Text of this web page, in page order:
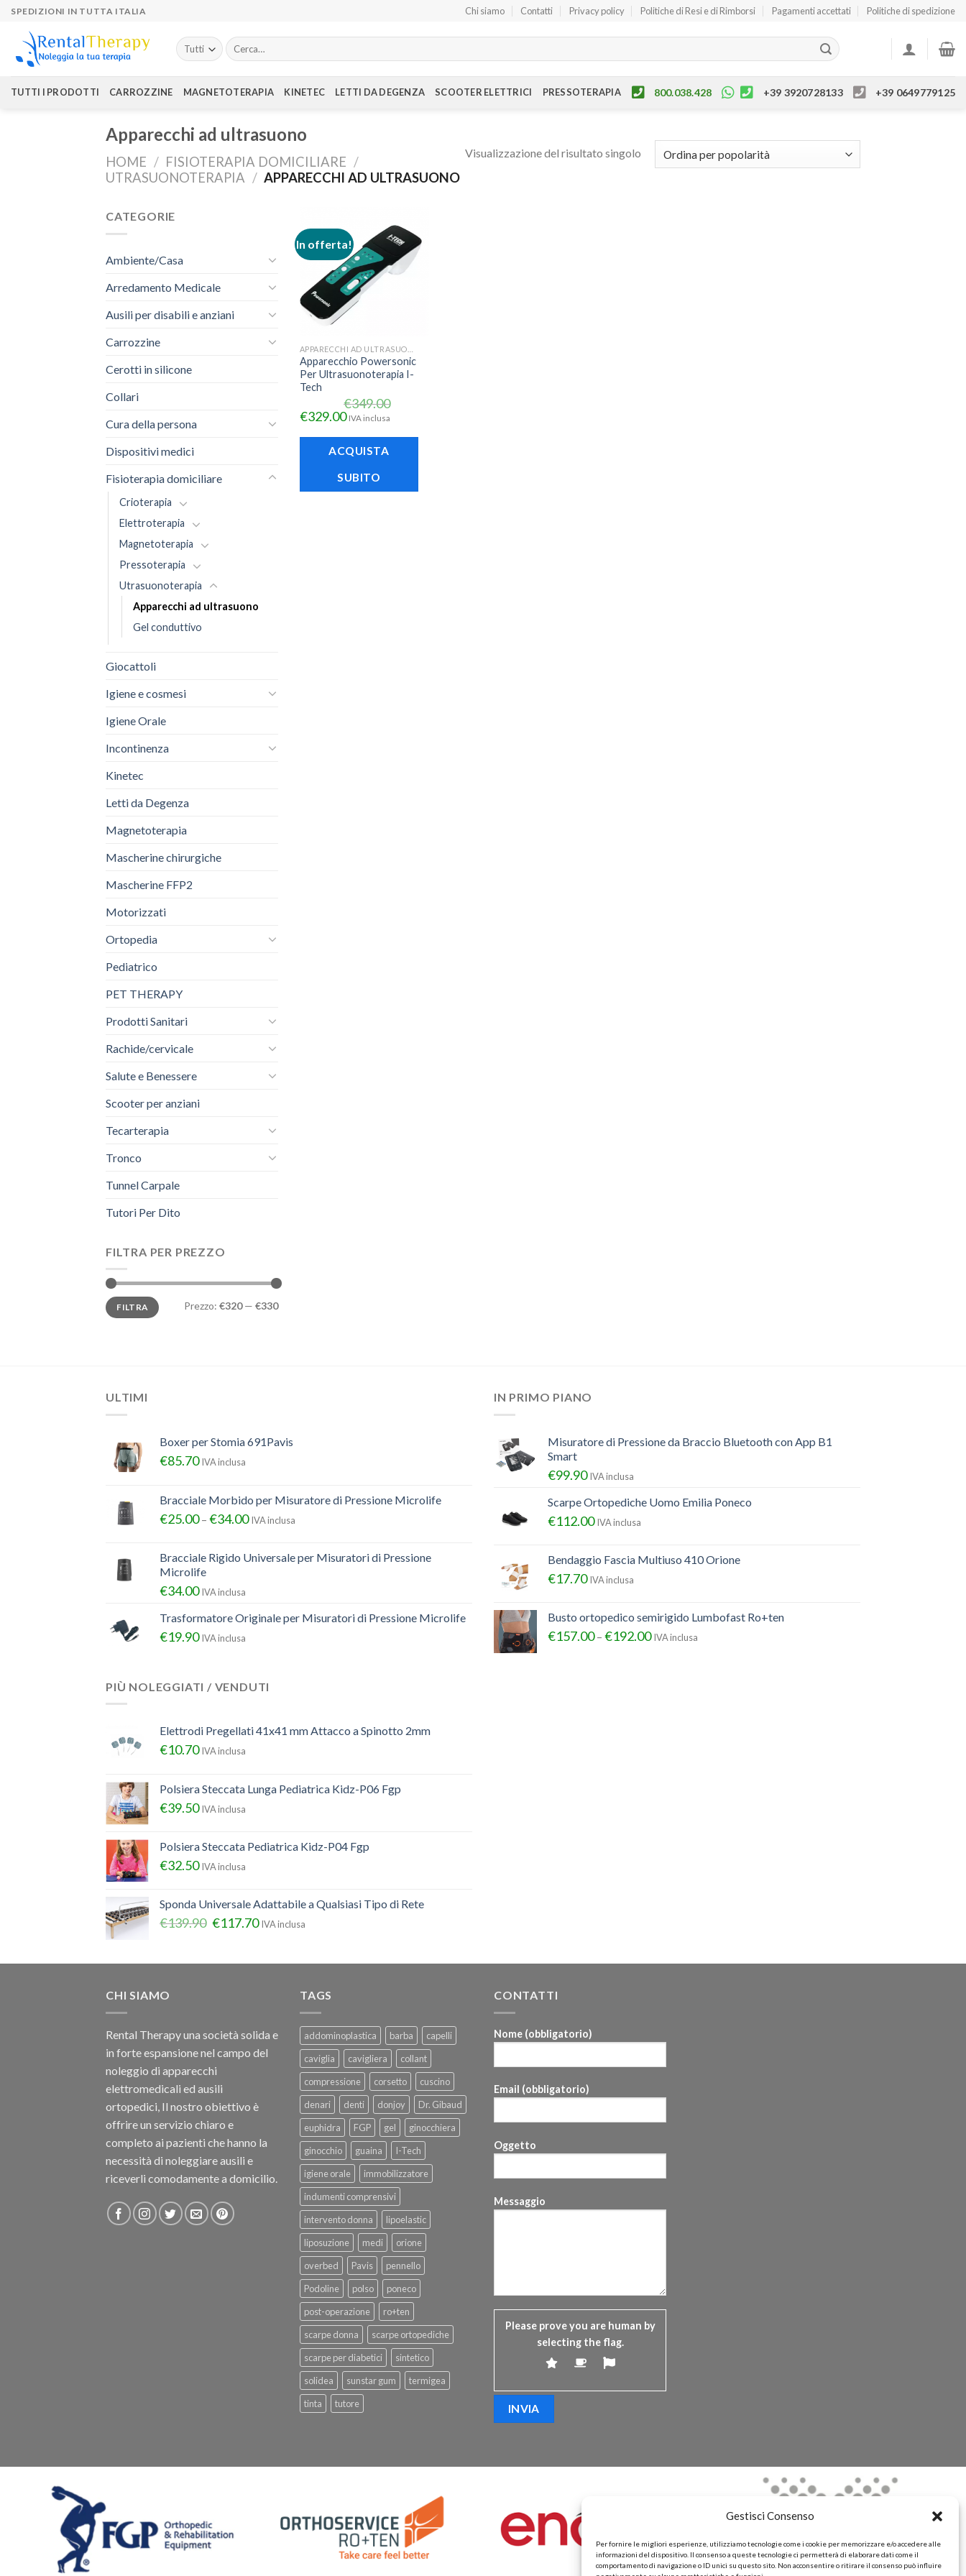
Gestisci Consenso
Per fornire le migliori esperienze, utilizziamo tecnologie come i cookie per memorizzare e/o accedere alle
informazioni del dispositivo. Il consenso a queste tecnologie ci permetterà di elaborare dati come il
comportamento di navigazione o ID unici su questo sito. Non acconsentire o ritirare il consenso può influire
Skip
content
SPEDIZIONI IN TUTTA ITALIA Chi siamo Contatti Privacy policy Politiche di Resi e di Rimborsi Pagamenti accettati Politiche di spedizione
Cerca:
TUTTI I PRODOTTI CARROZZINE MAGNETOTERAPIA KINETEC LETTI DA DEGENZA SCOOTER ELETTRICI PRESSOTERAPIA 800.038.428 +39 3920728133 +39 0649779125
Apparecchi ad ultrasuono
HOME / FISIOTERAPIA DOMICILIARE /
UTRASUONOTERAPIA / APPARECCHI AD ULTRASUONO
Visualizzazione del risultato singolo
CATEGORIE
Ambiente/Casa
Arredamento Medicale
Ausili per disabili e anziani
Carrozzine
Cerotti in silicone
Collari
Cura della persona
Dispositivi medici
Fisioterapia domiciliare
Crioterapia
Elettroterapia
Magnetoterapia
Pressoterapia
Utrasuonoterapia
Apparecchi ad ultrasuono
Gel conduttivo
Giocattoli
Igiene e cosmesi
Igiene Orale
Incontinenza
Kinetec
Letti da Degenza
Magnetoterapia
Mascherine chirurgiche
Mascherine FFP2
Motorizzati
Ortopedia
Pediatrico
PET THERAPY
Prodotti Sanitari
Rachide/cervicale
Salute e Benessere
Scooter per anziani
Tecarterapia
Tronco
Tunnel Carpale
Tutori Per Dito
FILTRA PER PREZZO
Prezzo
Min
Prezzo
MaxFILTRA Prezzo: €320— €330
In offerta!
Apparecchio Powersonic
Per Ultrasuonoterapia I-
Tech
€349.00
€329.00 IVA inclusa
ACQUISTA
SUBITO
ULTIMI
Boxer per Stomia 691Pavis
€85.70 IVA inclusa
Bracciale Morbido per Misuratore di Pressione Microlife
€25.00– €34.00 IVA inclusa
Bracciale Rigido Universale per Misuratori di Pressione
Microlife
€34.00 IVA inclusa
Trasformatore Originale per Misuratori di Pressione Microlife
€19.90 IVA inclusa
IN PRIMO PIANO
Misuratore di Pressione da Braccio Bluetooth con App B1
Smart
€99.90 IVA inclusa
Scarpe Ortopediche Uomo Emilia Poneco
€112.00 IVA inclusa
Bendaggio Fascia Multiuso 410 Orione
€17.70 IVA inclusa
Busto ortopedico semirigido Lumbofast Ro+ten
€157.00– €192.00 IVA inclusa
PIÙ NOLEGGIATI / VENDUTI
Elettrodi Pregellati 41x41 mm Attacco a Spinotto 2mm
€10.70 IVA inclusa
Polsiera Steccata Lunga Pediatrica Kidz-P06 Fgp
€39.50 IVA inclusa
Polsiera Steccata Pediatrica Kidz-P04 Fgp
€32.50 IVA inclusa
Sponda Universale Adattabile a Qualsiasi Tipo di Rete
€139.90 €117.70 IVA inclusa
CHI SIAMO
Rental Therapy una società solida e
in forte espansione nel campo del
noleggio di apparecchi
elettromedicali ed ausili
ortopedici, Il nostro obiettivo è
offrire un servizio chiaro e
completo ai pazienti che hanno la
necessità di noleggiare ausili e
riceverli comodamente a domicilio.
TAGS
addominoplastica barba
capelli
caviglia
cavigliera
collant
compressione
corsetto
cuscino
denari
denti donjoy
Dr. Gibaud
euphidra
FGP gel
ginocchiera
ginocchio
guaina
I-Tech
igiene orale
immobilizzatore
indumenti comprensivi
intervento donna
lipoelastic
liposuzione
medi
orione
overbed
Pavis
pennello
Podoline
polso
poneco
post-operazione
ro+ten
scarpe donna
scarpe ortopediche
scarpe per diabetici
sintetico
solidea
sunstar gum
termigea
tinta
tutore
CONTATTI
Nome (obbligatorio)
Email (obbligatorio)
Oggetto
Messaggio
Please prove you are human by
selecting theflag.